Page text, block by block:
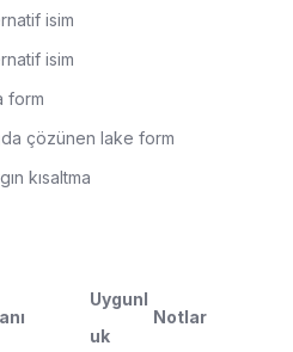
isim
isim
form
çözünen lake form
kısaltma
Uygunl
uk
Notlar